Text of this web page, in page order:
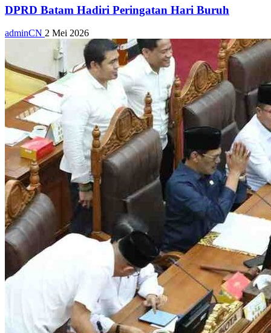
DPRD Batam Hadiri Peringatan Hari Buruh
adminCN 2 Mei 2026